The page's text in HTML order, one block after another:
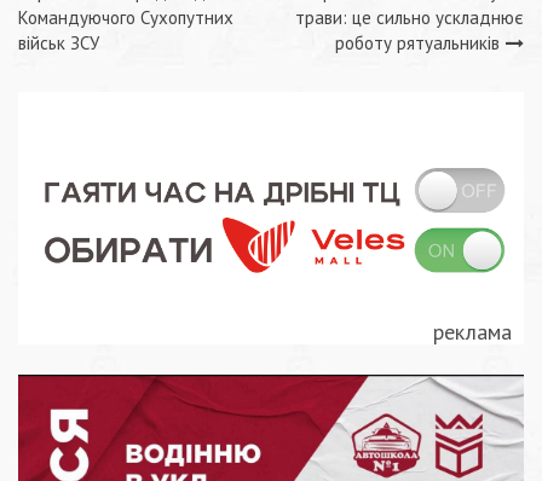
записів
Командуючого Сухопутних
військ ЗСУ
трави: це сильно ускладнює
роботу рятуальників